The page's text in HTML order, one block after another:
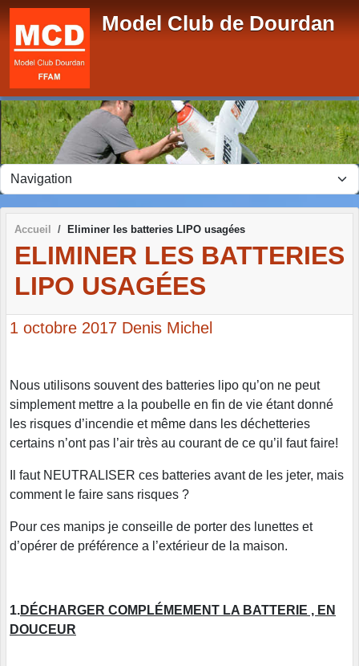
Model Club de Dourdan
Accueil Eliminer les batteries LIPO usagées
ELIMINER LES BATTERIES
LIPO USAGÉES
1 octobre 2017 Denis Michel
Nous utilisons souvent des batteries lipo qu’on ne peut
simplement mettre a la poubelle en fin de vie étant donné
les risques d’incendie et même dans les déchetteries
certains n’ont pas l’air très au courant de ce qu’il faut faire!
Il faut NEUTRALISER ces batteries avant de les jeter, mais
comment le faire sans risques ?
Pour ces manips je conseille de porter des lunettes et
d’opérer de préférence a l’extérieur de la maison.
1.DÉCHARGER COMPLÉMEMENT LA BATTERIE , EN
DOUCEUR
Panneau de gestion des cookies